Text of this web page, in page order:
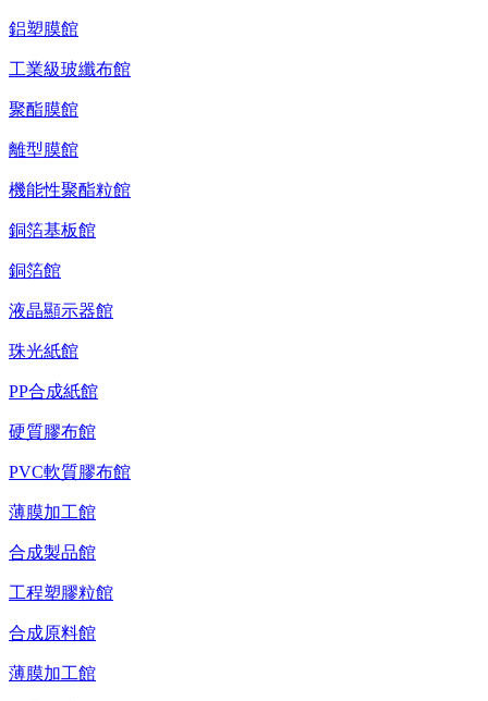
鋁塑膜館
工業級玻纖布館
聚酯膜館
離型膜館
機能性聚酯粒館
銅箔基板館
銅箔館
液晶顯示器館
珠光紙館
PP合成紙館
硬質膠布館
PVC軟質膠布館
薄膜加工館
合成製品館
工程塑膠粒館
合成原料館
薄膜加工館